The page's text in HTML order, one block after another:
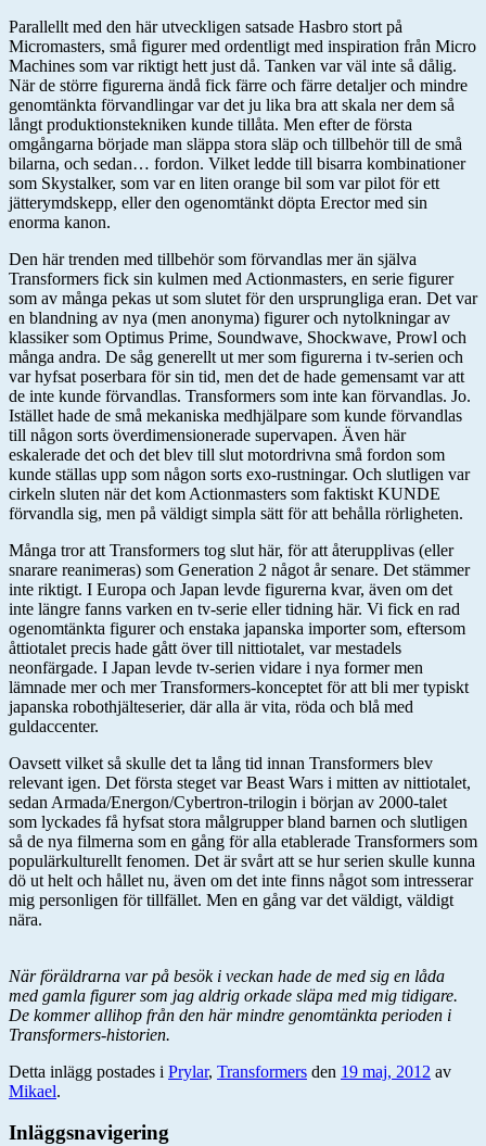
Parallellt med den här utveckligen satsade Hasbro stort på
Micromasters, små figurer med ordentligt med inspiration från Micro
Machines som var riktigt hett just då. Tanken var väl inte så dålig.
När de större figurerna ändå fick färre och färre detaljer och mindre
genomtänkta förvandlingar var det ju lika bra att skala ner dem så
långt produktionstekniken kunde tillåta. Men efter de första
omgångarna började man släppa stora släp och tillbehör till de små
bilarna, och sedan… fordon. Vilket ledde till bisarra kombinationer
som Skystalker, som var en liten orange bil som var pilot för ett
jätterymdskepp, eller den ogenomtänkt döpta Erector med sin
enorma kanon.
Den här trenden med tillbehör som förvandlas mer än själva
Transformers fick sin kulmen med Actionmasters, en serie figurer
som av många pekas ut som slutet för den ursprungliga eran. Det var
en blandning av nya (men anonyma) figurer och nytolkningar av
klassiker som Optimus Prime, Soundwave, Shockwave, Prowl och
många andra. De såg generellt ut mer som figurerna i tv-serien och
var hyfsat poserbara för sin tid, men det de hade gemensamt var att
de inte kunde förvandlas. Transformers som inte kan förvandlas. Jo.
Istället hade de små mekaniska medhjälpare som kunde förvandlas
till någon sorts överdimensionerade supervapen. Även här
eskalerade det och det blev till slut motordrivna små fordon som
kunde ställas upp som någon sorts exo-rustningar. Och slutligen var
cirkeln sluten när det kom Actionmasters som faktiskt KUNDE
förvandla sig, men på väldigt simpla sätt för att behålla rörligheten.
Många tror att Transformers tog slut här, för att återupplivas (eller
snarare reanimeras) som Generation 2 något år senare. Det stämmer
inte riktigt. I Europa och Japan levde figurerna kvar, även om det
inte längre fanns varken en tv-serie eller tidning här. Vi fick en rad
ogenomtänkta figurer och enstaka japanska importer som, eftersom
åttiotalet precis hade gått över till nittiotalet, var mestadels
neonfärgade. I Japan levde tv-serien vidare i nya former men
lämnade mer och mer Transformers-konceptet för att bli mer typiskt
japanska robothjälteserier, där alla är vita, röda och blå med
guldaccenter.
Oavsett vilket så skulle det ta lång tid innan Transformers blev
relevant igen. Det första steget var Beast Wars i mitten av nittiotalet,
sedan Armada/Energon/Cybertron-trilogin i början av 2000-talet
som lyckades få hyfsat stora målgrupper bland barnen och slutligen
så de nya filmerna som en gång för alla etablerade Transformers som
populärkulturellt fenomen. Det är svårt att se hur serien skulle kunna
dö ut helt och hållet nu, även om det inte finns något som intresserar
mig personligen för tillfället. Men en gång var det väldigt, väldigt
nära.
När föräldrarna var på besök i veckan hade de med sig en låda
med gamla figurer som jag aldrig orkade släpa med mig tidigare.
De kommer allihop från den här mindre genomtänkta perioden i
Transformers-historien.
Detta inlägg postades i Prylar, Transformers den 19 maj, 2012 av
Mikael.
Inläggsnavigering